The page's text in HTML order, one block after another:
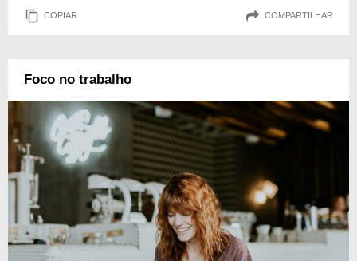
COPIAR COMPARTILHAR
Foco no trabalho